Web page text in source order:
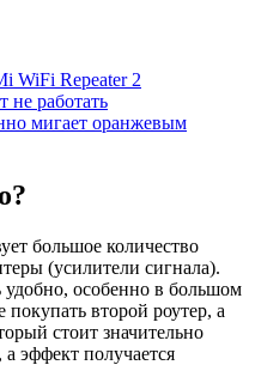
WiFi Repeater 2
не работать
мигает оранжевым
большое количество
(усилители сигнала).
удобно, особенно в большом
второй роутер, а
стоит значительно
эффект получается